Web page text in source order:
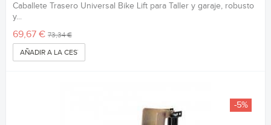
Caballete Trasero Universal Bike Lift para Taller y garaje, robusto
y...
69,67 € 73,34 €
AÑADIR A LA CESTA
-5%